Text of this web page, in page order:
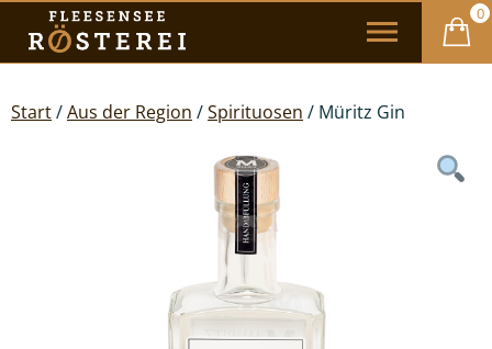
0
Start/Aus der Region /Spirituosen / Müritz Gin